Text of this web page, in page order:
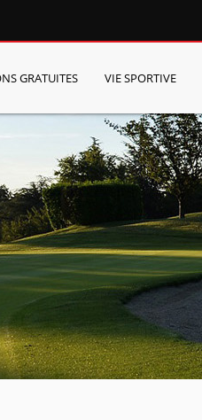
GRATUITES VIE SPORTIVE